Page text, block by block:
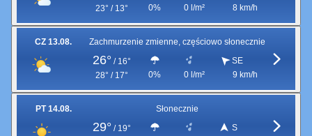
23° / 13°
0% 0 l/m²
8 km/h
CZ 13.08. Zachmurzenie zmienne, częściowo słonecznie
26° / 16°
28° / 17°
0% 0 l/m²
SE
9 km/h
PT 14.08. Słonecznie
29° / 19°
S